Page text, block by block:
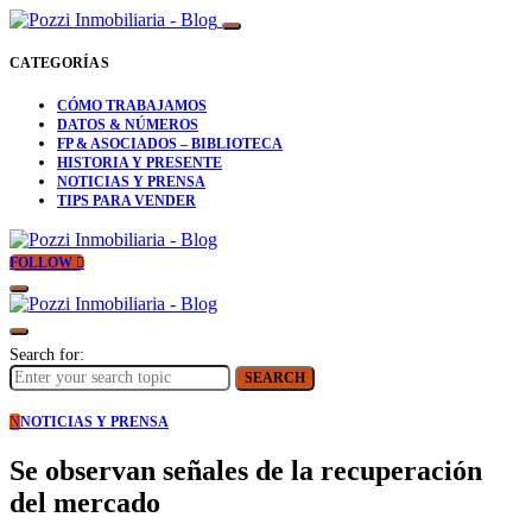
CATEGORÍAS
CÓMO TRABAJAMOS
DATOS & NÚMEROS
FP & ASOCIADOS – BIBLIOTECA
HISTORIA Y PRESENTE
NOTICIAS Y PRENSA
TIPS PARA VENDER
FOLLOW
Search for:
SEARCH
NNOTICIAS Y PRENSA
Se observan señales de la recuperación
del mercado